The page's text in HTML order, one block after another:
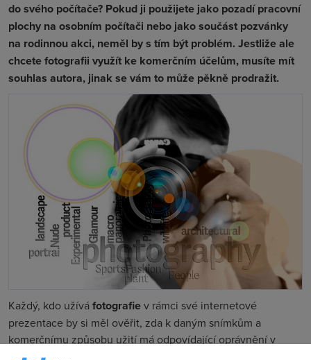
do svého počítače? Pokud ji použijete jako pozadí pracovní
plochy na osobním počítači nebo jako součást pozvánky
na rodinnou akci, neměl by s tím být problém. Jestliže ale
chcete fotografii využít ke komerčním účelům, musíte mít
souhlas autora, jinak se vám to může pěkně prodražit.
Každý, kdo užíváfotografiev rámci své internetové
prezentace by si měl ověřit, zda k daným snímkům a
komerčnímu způsobu užití má odpovídající oprávnění v
rámci autorského práva. Bez tohoto oprávnění musí počítat s